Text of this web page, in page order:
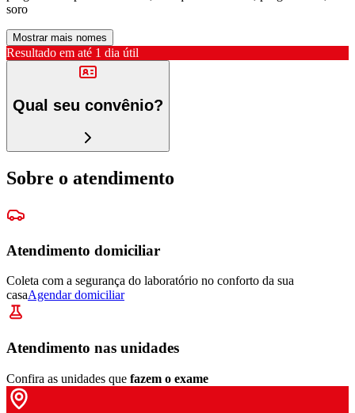
soro
Mostrar mais nomes
Resultado em até 1 dia útil
Qual seu convênio?
Sobre o atendimento
Atendimento domiciliar
Coleta com a segurança do laboratório no conforto da sua
casaAgendar domiciliar
Atendimento nas unidades
Confira as unidades que fazem o exame